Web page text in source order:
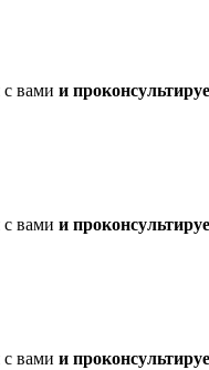
вами и
вами и
вами и